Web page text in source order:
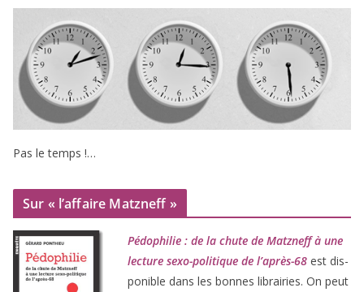
Pas le temps !…
Sur « l’affaire Matzneff »
Pédophilie : de la chute de Matzneff à une
lec­ture sexo-poli­tique de l’après-68 est dis­
po­nible dans les bonnes librai­ries. On peut